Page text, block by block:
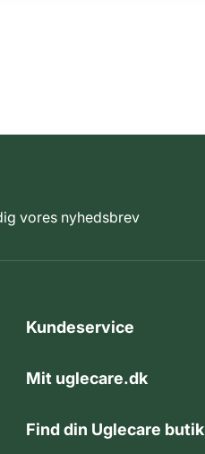
vores nyhedsbrev
Kundeservice
Mit uglecare.dk
Find din Uglecare butik